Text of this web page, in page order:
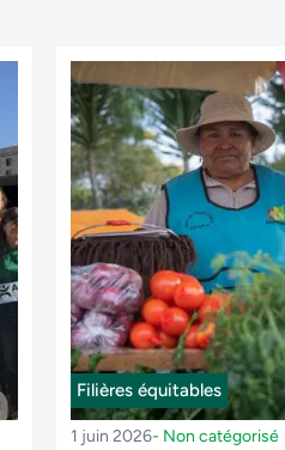
Filières équitables
1 juin 2026- Non catégorisé